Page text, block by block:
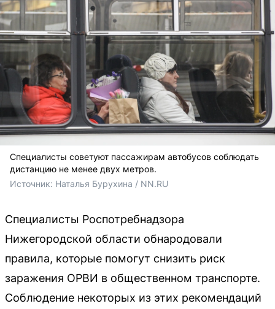
Специалисты советуют пассажирам автобусов соблюдать
дистанцию не менее двух метров.
Источник: Наталья Бурухина / NN.RU
Специалисты Роспотребнадзора
Нижегородской области обнародовали
правила, которые помогут снизить риск
заражения ОРВИ в общественном транспорте.
Соблюдение некоторых из этих рекомендаций